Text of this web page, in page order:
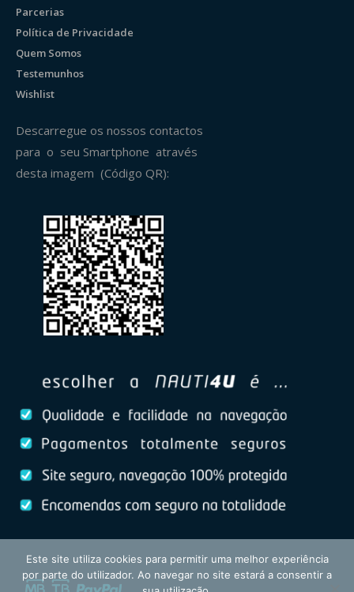
Parcerias
Política de Privacidade
Quem Somos
Testemunhos
Wishlist
Descarregue os nossos contactos
para o seu Smartphone através
desta imagem (Código QR):
Este site utiliza cookies para permitir uma melhor experiência
por parte do utilizador. Ao navegar no site estará a consentir a